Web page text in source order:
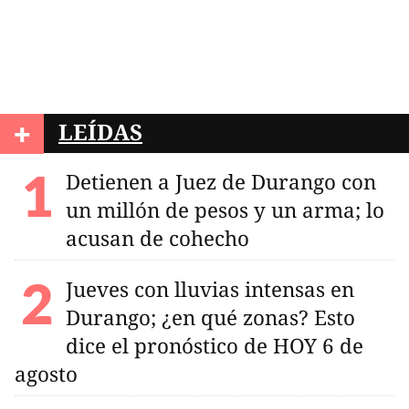
+ LEÍDAS
Detienen a Juez de Durango con
un millón de pesos y un arma; lo
acusan de cohecho
Jueves con lluvias intensas en
Durango; ¿en qué zonas? Esto
dice el pronóstico de HOY 6 de
agosto